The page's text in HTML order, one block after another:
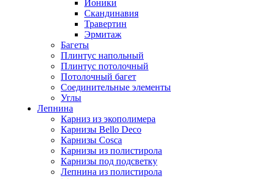
Ионики
Скандинавия
Травертин
Эрмитаж
Багеты
Плинтус напольный
Плинтус потолочный
Потолочный багет
Соединительные элементы
Углы
Лепнина
Карниз из экополимера
Карнизы Bello Deco
Карнизы Cosca
Карнизы из полистирола
Карнизы под подсветку
Лепнина из полистирола